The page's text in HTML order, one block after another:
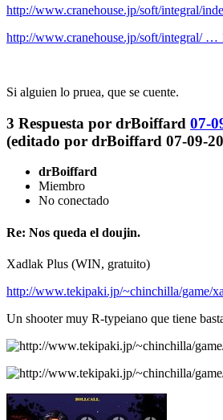
http://www.cranehouse.jp/soft/integral/
http://www.cranehouse.jp/soft/integral/ …
Si alguien lo pruea, que se cuente.
3 Respuesta por drBoiffard 07-
(editado por drBoiffard 07-09-
drBoiffard
Miembro
No conectado
Re: Nos queda el doujin.
Xadlak Plus (WIN, gratuito)
http://www.tekipaki.jp/~chinchilla/game/
Un shooter muy R-typeiano que tiene